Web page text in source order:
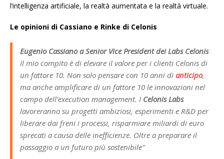
l’intelligenza artificiale, la realtà aumentata e la realtà virtuale.
Le opinioni di Cassiano e Rinke di Celonis
Eugenio Cassiano a Senior Vice President dei Labs Celonis
Il mio compito è di elevare il valore per i clienti Celonis di
un fattore 10. Non solo pensare con 10 anni di anticipo,
ma anche amplificare di un fattore 10 le innovazioni nel
campo dell’execution management. I Celonis Labs
lavoreranno su progetti ambiziosi, esperimenti e R&D per
liberare dai freni i processi, risparmiare miliardi di euro
sprecati a causa delle inefficienze. Oltre a preparare il
passaggio a un futuro più sostenibile”